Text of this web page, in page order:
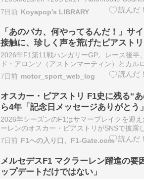
Koyapop took this picture in 2019 in Chiba.
7日前 Koyapop’s LIBRARY
「あのバカ、何やってるんだ！」サ
接触に、珍しく声を荒げたピアスト
戦無線レビュー（2）】
2026年F1第11戦ハンガリーGP。レース後半
ド・アロンソ（アストンマーティン）とカル
ツ（ウイリアムズ）がポジションを争ってい
に先行を許したサインツは、その直後に背後
オスカー・ピアストリ（マクラーレン）と接
アストリは無…
7日前 motor_sport_web_log
オスカー・ピアストリ F1史に残る“
ら4年「記念日メッセージありがとう
2026年シーズンのF1はサマーブレイクを迎
ーレンのオスカー・ピアストリがSNSで披露
言”が、ファンの間で再び話題となっている。
は、F1史に残る契約騒動の発端となった「あ
4年を迎えたことだった。ピアストリは多く
ジに対し、…
7日前 F1への入り口、F1-Gate.com
メルセデスF1 マクラーレン躍進の要
ップデートだけではない」